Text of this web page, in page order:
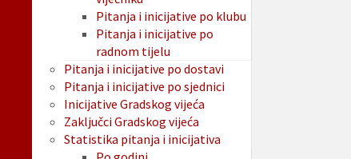
Pitanja i inicijative po klubu
Pitanja i inicijative po
radnom tijelu
Pitanja i inicijative po dostavi
Pitanja i inicijative po sjednici
Inicijative Gradskog vijeća
Zaključci Gradskog vijeća
Statistika pitanja i inicijativa